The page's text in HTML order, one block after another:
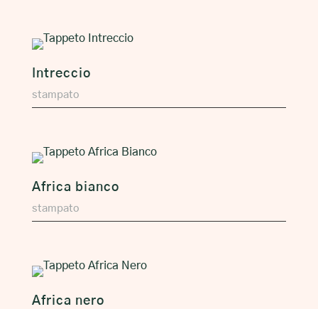
Intreccio
stampato
Africa bianco
stampato
Africa nero